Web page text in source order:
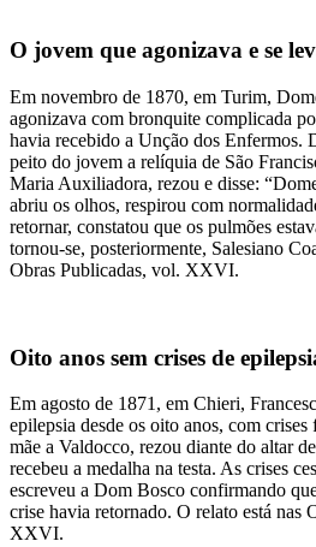
O jovem que agonizava e se
Em novembro de 1870, em Turim,
agonizava com bronquite complicada
havia recebido a Unção dos Enfermos.
peito do jovem a relíquia de São
Maria Auxiliadora, rezou e disse:
abriu os olhos, respirou com
retornar, constatou que os pulmões
tornou-se, posteriormente, Salesiano
Obras Publicadas, vol. XXVI.
Oito anos sem crises de
Em agosto de 1871, em Chieri,
epilepsia desde os oito anos, com
mãe a Valdocco, rezou diante do altar
recebeu a medalha na testa. As crises
escreveu a Dom Bosco confirmando
crise havia retornado. O relato está nas
XXVI.